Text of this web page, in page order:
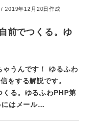
2019年12月20日作成
前でつくる。ゆ
うんです！ ゆるふわ
をする解説です。
くる。ゆるふわPHP第
にはメール…